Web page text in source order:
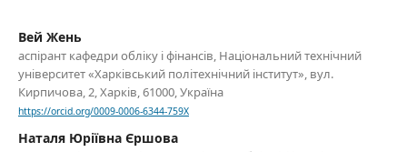
Вей Жень
аспірант кафедри обліку і фінансів, Національний технічний
університет «Харківський політехнічний інститут», вул.
Кирпичова, 2, Харків, 61000, Україна
https://orcid.org/0009-0006-6344-759X
Наталя Юріївна Єршова